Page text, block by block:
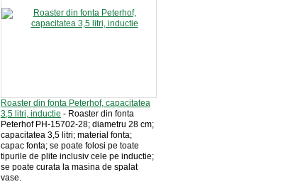
Roaster din fonta Peterhof, capacitatea
3,5 litri, inductie - Roaster din fonta
Peterhof PH-15702-28; diametru 28 cm;
capacitatea 3,5 litri; material fonta;
capac fonta; se poate folosi pe toate
tipurile de plite inclusiv cele pe inductie;
se poate curata la masina de spalat
vase.